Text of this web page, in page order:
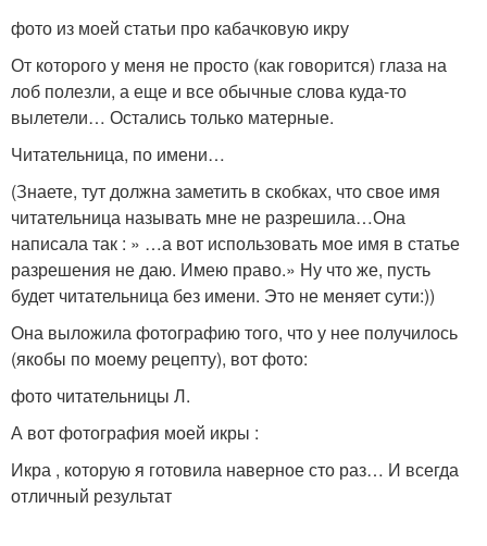
фото из моей статьи про кабачковую икру
От которого у меня не просто (как говорится) глаза на
лоб полезли, а еще и все обычные слова куда-то
вылетели… Остались только матерные.
Читательница, по имени…
(Знаете, тут должна заметить в скобках, что свое имя
читательница называть мне не разрешила…Она
написала так : » …а вот использовать мое имя в статье
разрешения не даю. Имею право.» Ну что же, пусть
будет читательница без имени. Это не меняет сути:))
Она выложила фотографию того, что у нее получилось
(якобы по моему рецепту), вот фото:
фото читательницы Л.
А вот фотография моей икры :
Икра , которую я готовила наверное сто раз… И всегда
отличный результат